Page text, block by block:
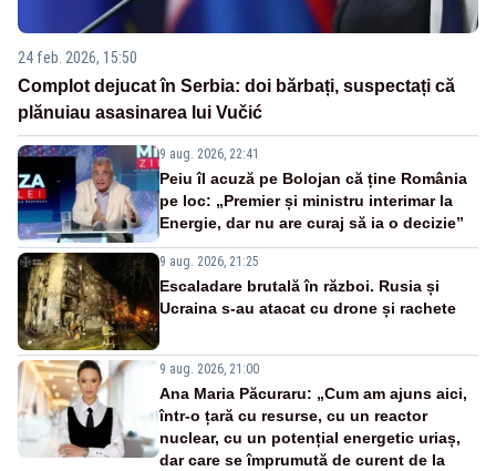
24 feb. 2026, 15:50
Complot dejucat în Serbia: doi bărbați, suspectați că
plănuiau asasinarea lui Vučić
9 aug. 2026, 22:41
Peiu îl acuză pe Bolojan că ține România
pe loc: „Premier și ministru interimar la
Energie, dar nu are curaj să ia o decizie”
9 aug. 2026, 21:25
Escaladare brutală în război. Rusia și
Ucraina s-au atacat cu drone și rachete
9 aug. 2026, 21:00
Ana Maria Păcuraru: „Cum am ajuns aici,
într-o țară cu resurse, cu un reactor
nuclear, cu un potențial energetic uriaș,
dar care se împrumută de curent de la